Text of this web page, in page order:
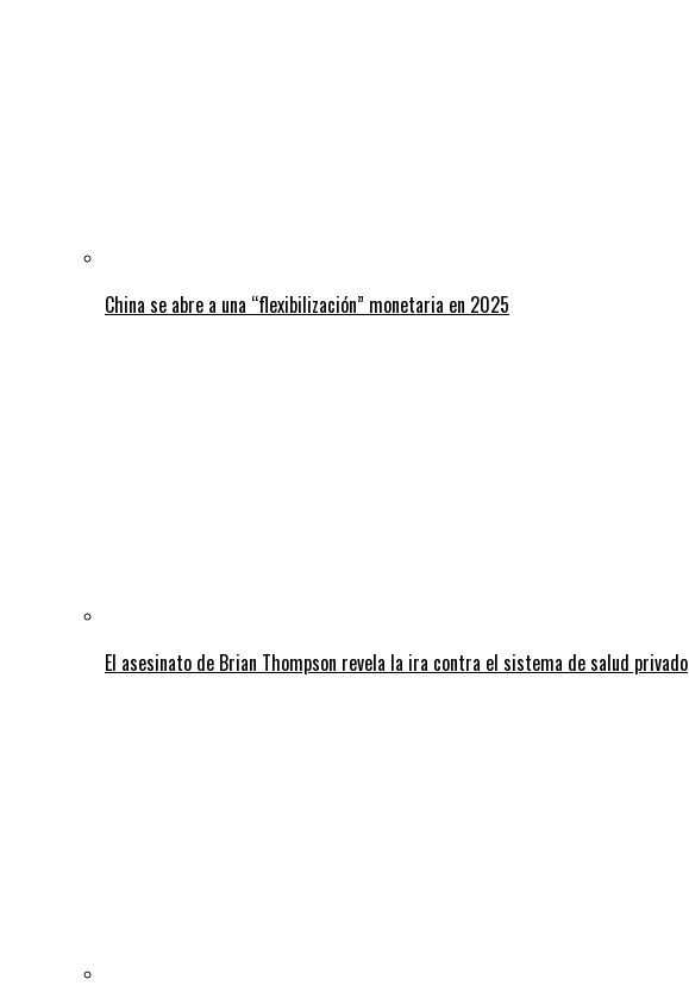
China se abre a una “flexibilización” monetaria en 2025
El asesinato de Brian Thompson revela la ira contra el sistema de salud privado